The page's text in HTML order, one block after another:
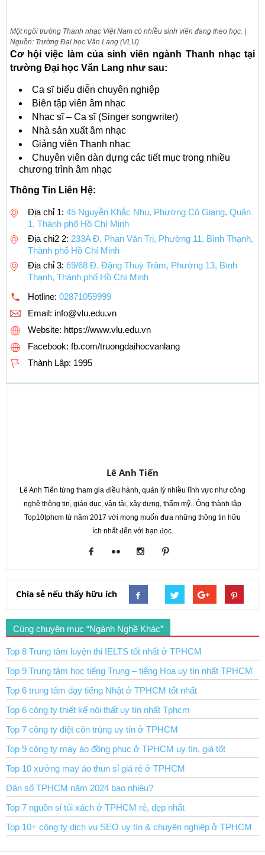
Một ngôi trường Thanh nhạc Việt Nam có nhiều sinh viên đang theo học. |
Nguồn: Trường Đại học Văn Lang (VLU)
Cơ hội việc làm của sinh viên ngành Thanh nhạc tại
trường Đại học Văn Lang như sau:
Ca sĩ biểu diễn chuyên nghiệp
Biên tập viên âm nhạc
Nhạc sĩ – Ca sĩ (Singer songwriter)
Nhà sản xuất âm nhạc
Giảng viên Thanh nhạc
Chuyên viên dàn dựng các tiết mục trong nhiều
chương trình âm nhạc
Thông Tin Liên Hệ:
Địa chỉ 1: 45 Nguyễn Khắc Nhu, Phường Cô Giang, Quận
1, Thành phố Hồ Chí Minh
Địa chi2 2: 233A Đ. Phan Văn Trị, Phường 11, Bình Thạnh,
Thành phố Hồ Chí Minh
Địa chỉ 3: 69/68 Đ. Đặng Thuỳ Trâm, Phường 13, Bình
Thạnh, Thành phố Hồ Chí Minh
Hotline: 02871059999
Email: info@vlu.edu.vn
Website: https://www.vlu.edu.vn
Facebook: fb.com/truongdaihocvanlang
Thành Lập: 1995
Lê Anh Tiến
Lê Anh Tiến từng tham gia điều hành, quản lý nhiều lĩnh vực như công
nghệ thông tin, giáo dục, vận tải, xây dựng, thẩm mỹ.. Ông thành lập
Top10tphcm từ năm 2017 với mong muốn đưa những thông tin hữu
ích nhất đến với bạn đọc.
Chia sẻ nếu thấy hữu ích
Cùng chuyên mục “Ngành Nghề Khác”
Top 8 Trung tâm luyện thi IELTS tốt nhất ở TPHCM
Top 9 Trung tâm học tiếng Trung – tiếng Hoa uy tín nhất TPHCM
Top 6 trung tâm dạy tiếng Nhật ở TPHCM tốt nhất
Top 6 công ty thiết kế nội thất uy tín nhất Tphcm
Top 7 công ty diệt côn trùng uy tín ở TPHCM
Top 9 công ty may áo đồng phục ở TPHCM uy tín, giá tốt
Top 10 xưởng may áo thun sỉ giá rẻ ở TPHCM
Dân số TPHCM năm 2024 bao nhiêu?
Top 7 nguồn sỉ túi xách ở TPHCM rẻ, đẹp nhất
Top 10+ công ty dịch vụ SEO uy tín & chuyên nghiệp ở TPHCM